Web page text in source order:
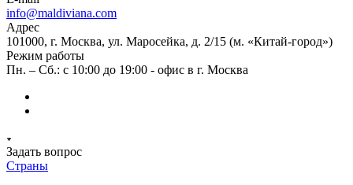
info@maldiviana.com
Адрес
101000, г. Москва, ул. Маросейка, д. 2/15 (м. «Китай-город»)
Режим работы
Пн. – Сб.: с 10:00 до 19:00 - офис в г. Москва
Задать вопрос
Страны